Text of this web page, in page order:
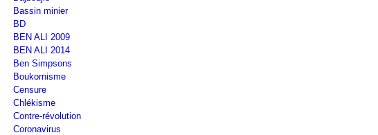
Bassin minier
BD
BEN ALI 2009
BEN ALI 2014
Ben Simpsons
Boukornisme
Censure
Chlékisme
Contre-révolution
Coronavirus